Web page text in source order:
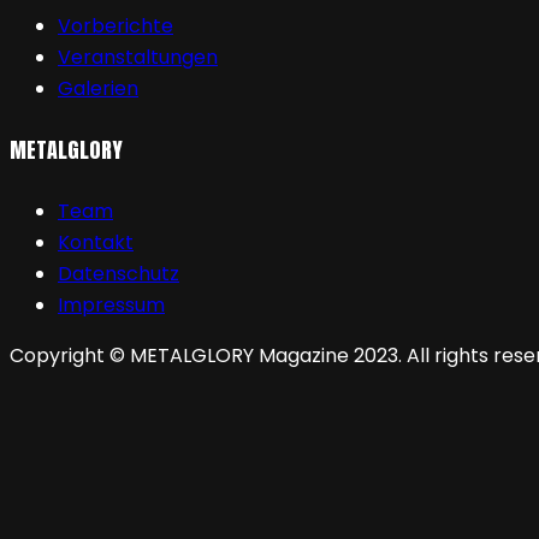
Vorberichte
Veranstaltungen
Galerien
METALGLORY
Team
Kontakt
Datenschutz
Impressum
Copyright © METALGLORY Magazine 2023. All rights